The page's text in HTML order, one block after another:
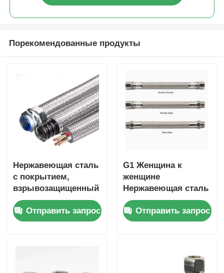
Порекомендованные продукты
Нержавеющая сталь
с покрытием,
взрывозащищенный
гибкий
кабелепровод 1/2"
для опасных зон
Отправить запрос
G1 Женщина к
женщине
Нержавеющая сталь
взрывостойкая
гибкая
металлическая
Отправить запрос